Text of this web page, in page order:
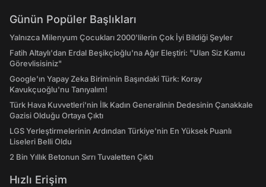
Günün Popüler Başlıkları
Yalnızca Milenyum Çocukları 2000'lilerin Çok İyi Bildiği Şeyler
Fatih Altaylı'dan Erdal Beşikçioğlu'na Ağır Eleştiri: "Ulan Siz Kamu
Görevlisisiniz"
Google'ın Yapay Zeka Biriminin Başındaki Türk: Koray
Kavukçuoğlu'nu Tanıyalım!
Türk Hava Kuvvetleri'nin İlk Kadın Generalinin Dedesinin Çanakkale
Gazisi Olduğu Ortaya Çıktı
LGS Yerleştirmelerinin Ardından Türkiye'nin En Yüksek Puanlı
Liseleri Belli Oldu
2 Bin Yıllık Betonun Sırrı Tuvaletten Çıktı
Hızlı Erişim